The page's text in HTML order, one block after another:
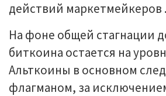
действий маркетмейкеров .
На фоне общей стагнации
биткоина остается на
Альткоины в основном
флагманом, за